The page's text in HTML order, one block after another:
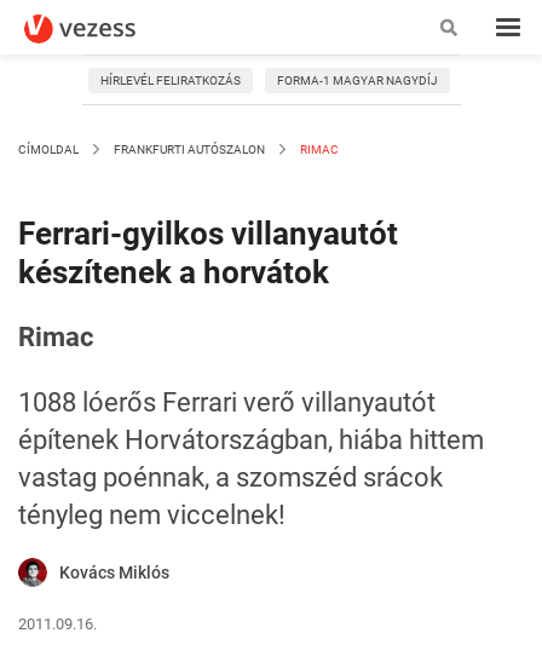
HÍRLEVÉL FELIRATKOZÁS FORMA-1 MAGYAR NAGYDÍJ
CÍMOLDAL FRANKFURTI AUTÓSZALON RIMAC
Ferrari-gyilkos villanyautót
készítenek a horvátok
Rimac
1088 lóerős Ferrari verő villanyautót
építenek Horvátországban, hiába hittem
vastag poénnak, a szomszéd srácok
tényleg nem viccelnek!
Kovács Miklós
2011.09.16.